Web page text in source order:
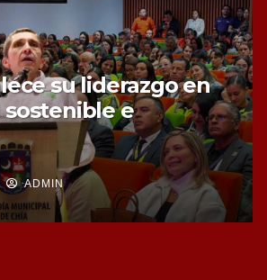
la protección de
hídricas con la
tres nuevos predios
ADMIN